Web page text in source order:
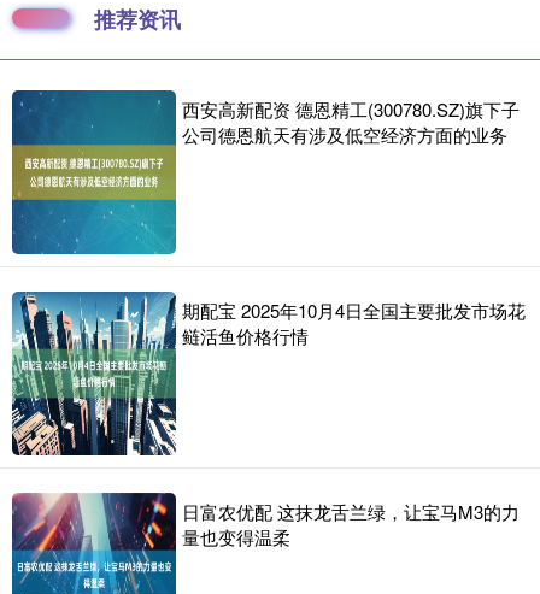
推荐资讯
西安高新配资 德恩精工(300780.SZ)旗下子
公司德恩航天有涉及低空经济方面的业务
期配宝 2025年10月4日全国主要批发市场花
鲢活鱼价格行情
日富农优配 这抹龙舌兰绿，让宝马M3的力
量也变得温柔